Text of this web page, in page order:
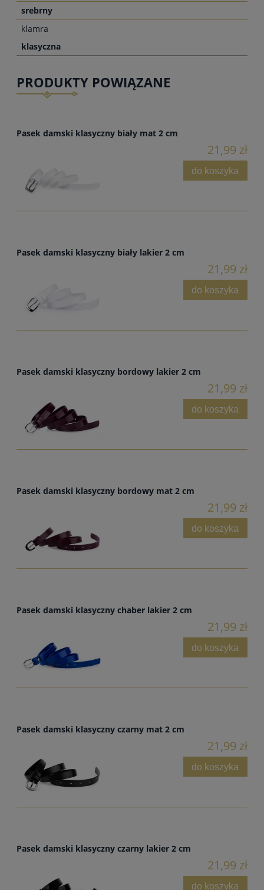
srebrny
klamra
klasyczna
PRODUKTY POWIĄZANE
Pasek damski klasyczny biały mat 2 cm
21,99 zł
do koszyka
Pasek damski klasyczny biały lakier 2 cm
21,99 zł
do koszyka
Pasek damski klasyczny bordowy lakier 2 cm
21,99 zł
do koszyka
Pasek damski klasyczny bordowy mat 2 cm
21,99 zł
do koszyka
Pasek damski klasyczny chaber lakier 2 cm
21,99 zł
do koszyka
Pasek damski klasyczny czarny mat 2 cm
21,99 zł
do koszyka
Pasek damski klasyczny czarny lakier 2 cm
21,99 zł
do koszyka